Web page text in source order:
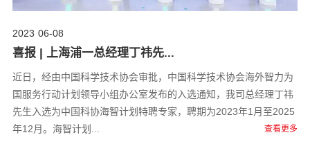
06-08
2023
喜报 | 上海浦一总经理丁祎先...
近日，经由中国科学技术协会审批，中国科学技术协会海外智力为
国服务行动计划领导小组办公室发布的入选通知，我司总经理丁祎
先生入选为中国科协海智计划特聘专家，聘期为2023年1月至2025
年12月。海智计划...
查看更多